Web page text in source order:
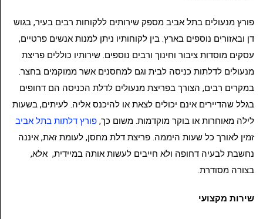
פורץ מנעולים בתל אביב מספק שירותים ללקוחות רבים בעיר, בגוש
דן ובאזורים נוספים בארץ. בין לקוחותיו ניתן למנות אנשים פרטיים,
עסקים מוסדות ציבור וחינוך ורבים נוספים. שירותיו כוללים פריצת
מנעולים לדלתות כניסה לבית וגם למחסנים אשר ממוקמים בחצר.
במקרים רבים, הצורך בפריצת מנעולים לדלת הכניסה הם דחופים
בגלל שהדיירים אינם יכולים לצאת או להיכנס אליה. לעיתים, בשעות
לילה מאוחרות או בוקר מוקדמות. משום כך, פורץ דלתות בתל אביב
זמין לאורך כל שעות היממה. פריצת דלת מחסן, לעומת זאת, איננה
נחשבת לבעיה דחופה ולא חייבים לעשות אותה במיידית, אלא,
בצורה מסודרת.
שירות מקצועי